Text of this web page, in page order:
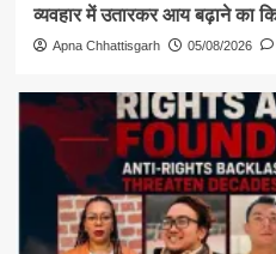
व्यवहार में उतारकर आय बढ़ाने का
Apna Chhattisgarh 05/08/2026